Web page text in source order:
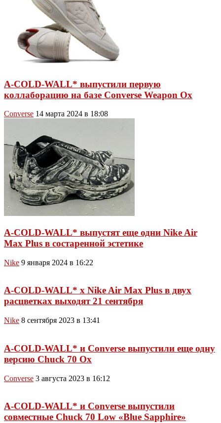
A-COLD-WALL* выпустили первую
коллаборацию на базе Converse Weapon Ox
Converse 14 марта 2024 в 18:08
A-COLD-WALL* выпустят еще одни Nike Air
Max Plus в состаренной эстетике
Nike 9 января 2024 в 16:22
A-COLD-WALL* x Nike Air Max Plus в двух
расцветках выходят 21 сентября
Nike 8 сентября 2023 в 13:41
A-COLD-WALL* и Converse выпустили еще одну
версию Chuck 70 Ox
Converse 3 августа 2023 в 16:12
A-COLD-WALL* и Converse выпустили
совместные Chuck 70 Low «Blue Sapphire»